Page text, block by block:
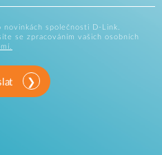
novinkách společnosti D-Link.
se zpracováním vašich osobních